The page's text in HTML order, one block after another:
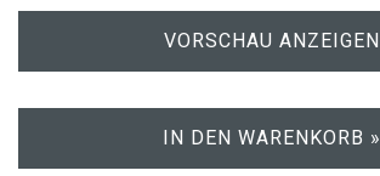
VORSCHAU ANZEIGEN
IN DEN WARENKORB »